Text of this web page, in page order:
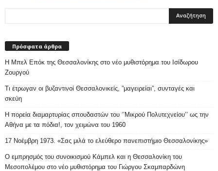
Πρόσφατα άρθρα
Η Μπελ Επόκ της Θεσσαλονίκης στο νέο μυθιστόρημα του Ισίδωρου
Ζουργού
Τι έτρωγαν οι βυζαντινοί Θεσσαλονικείς, ”μαγειρείαι”, συνταγές και
σκεύη
Η πορεία διαμαρτυρίας σπουδαστών του ‘’Μικρού Πολυτεχνείου’’ ως την
Αθήνα με τα πόδια!, τον χειμώνα του 1960
17 Νοέμβρη 1973. «Σας μιλά το ελεύθερο πανεπιστήμιο Θεσσαλονίκης»
Ο εμπρησμός του συνοικισμού Κάμπελ και η Θεσσαλονίκη του
Μεσοπολέμου στο νέο μυθιστόρημα του Γιώργου Σκαμπαρδώνη